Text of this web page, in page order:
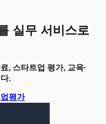
실무 서비스로
, 스타트업 평가, 교육·
.
평가